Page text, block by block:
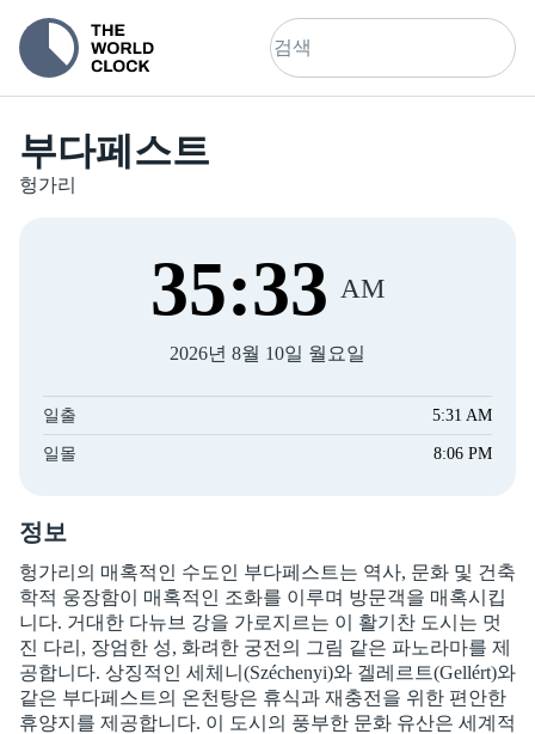
부다페스트
헝가리
35:34 AM
2026년 8월 10일 월요일
일출 5:31 AM
일몰 8:06 PM
정보
헝가리의 매혹적인 수도인 부다페스트는 역사, 문화 및 건축
학적 웅장함이 매혹적인 조화를 이루며 방문객을 매혹시킵
니다. 거대한 다뉴브 강을 가로지르는 이 활기찬 도시는 멋
진 다리, 장엄한 성, 화려한 궁전의 그림 같은 파노라마를 제
공합니다. 상징적인 세체니(Széchenyi)와 겔레르트(Gellért)와
같은 부다페스트의 온천탕은 휴식과 재충전을 위한 편안한
휴양지를 제공합니다. 이 도시의 풍부한 문화 유산은 세계적